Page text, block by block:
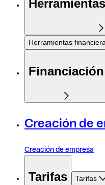
Herramientas
Financiación
Creación de
Creación de empresa
Tarifas Tarifas